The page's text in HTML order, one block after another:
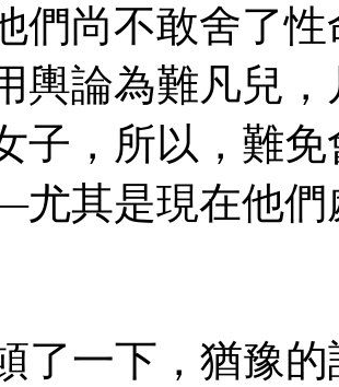
們尚不敢舍了
輿論為難凡兒
子，所以，難
其是現在他們
一下，猶豫的